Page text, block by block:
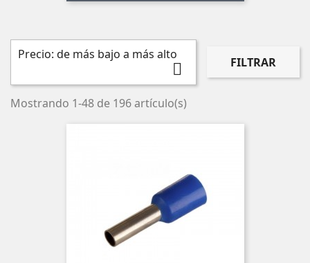
Precio: de más bajo a más alto
 FILTRAR
Mostrando 1-48 de 196 artículo(s)